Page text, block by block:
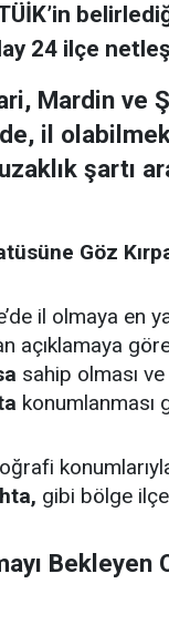
24 ilçe
Mardin ve
il
şartı
Göz
il olmaya en
açıklamaya
sahip olması
konumlanması
gibi bölge
Bekleyen